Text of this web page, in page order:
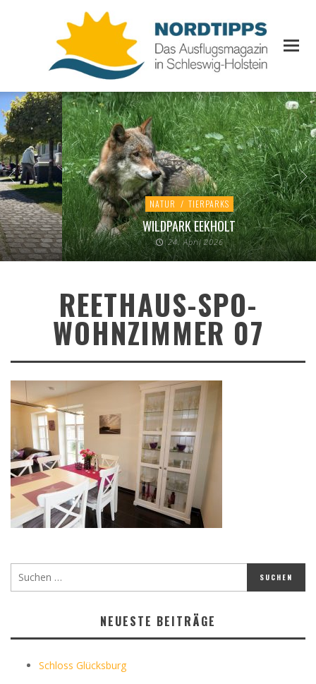
NATUR / TIERPARKS
WILDPARK EEKHOLT
24. April 2026
REETHAUS-SPO-
WOHNZIMMER 07
NEUESTE BEITRÄGE
Schloss Glücksburg